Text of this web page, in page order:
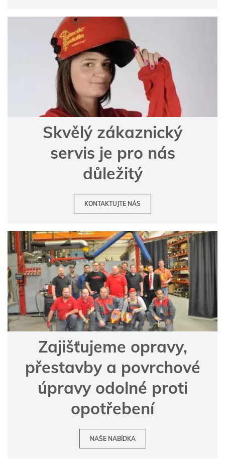
Skvělý zákaznický
servis je pro nás
důležitý
KONTAKTUJTE NÁS
Zajišťujeme opravy,
přestavby a povrchové
úpravy odolné proti
opotřebení
NAŠE NABÍDKA